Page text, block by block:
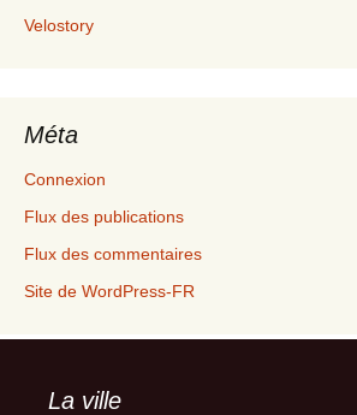
Velostory
Méta
Connexion
Flux des publications
Flux des commentaires
Site de WordPress-FR
La ville